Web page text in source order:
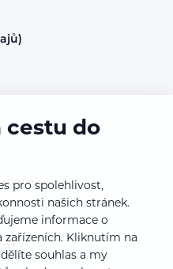
cestu do
pro spolehlivost,
našich stránek.
informace o
zařízeních. Kliknutím na
souhlas a my